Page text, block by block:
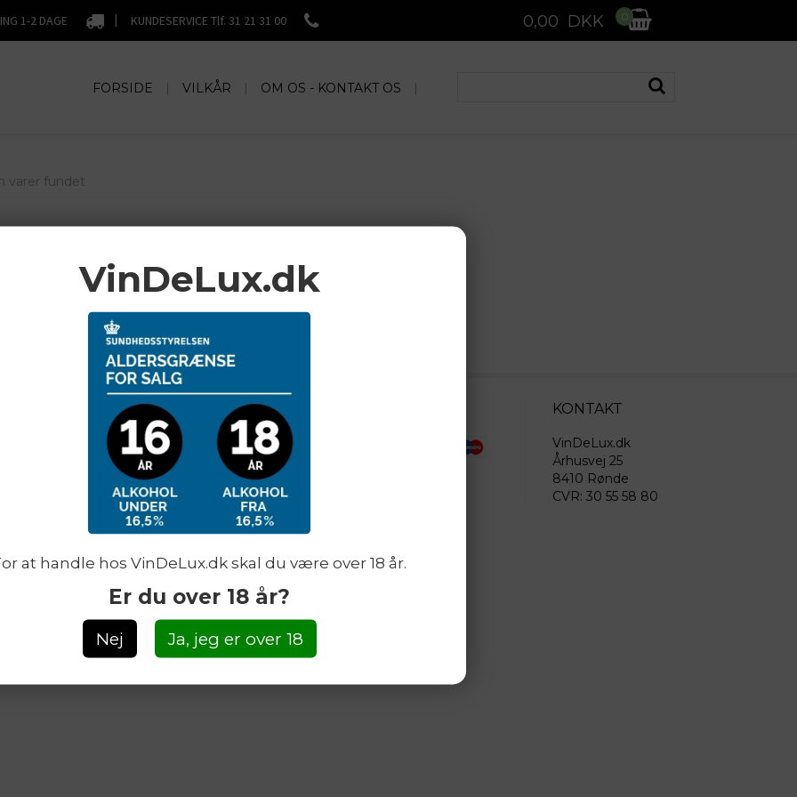
VinDeLux.dk
at handle hos VinDeLux.dk skal du være over 18 år.
Er du over 18 år?
Nej Ja, jeg er over 18
1-2 DAGE | KUNDESERVICE Tlf. 31 21 31 00 0,00 DKK 0
FORSIDE | VILKÅR | OM OS - KONTAKT OS |
varer fundet
KUNDESERVICE
T: +45 31 21 31 00
E: jfc@vindelux.dk
Persondatapolitik
KONTAKT
VinDeLux.dk
Århusvej 25
8410 Rønde
CVR: 30 55 58 80